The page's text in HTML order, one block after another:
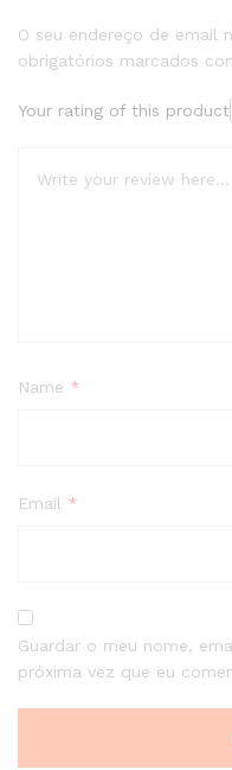
O seu endereço de email
obrigatórios marcados
Your rating of this product
Name *
Email *
Guardar o meu nome,
próxima vez que eu